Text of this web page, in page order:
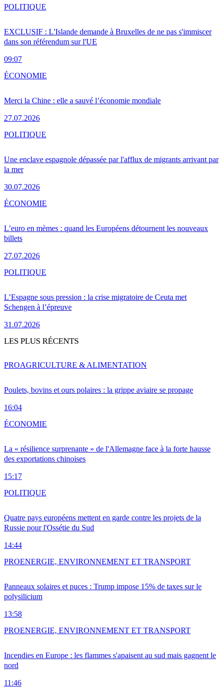
EXCLUSIF : L'Islande demande à Bruxelles de ne pas s'immiscer
dans son référendum sur l'UE
09:07
POLITIQUE
Merci la Chine : elle a sauvé l’économie mondiale
27.07.2026
ÉCONOMIE
Une enclave espagnole dépassée par l'afflux de migrants arrivant par
la mer
30.07.2026
POLITIQUE
L’euro en mèmes : quand les Européens détournent les nouveaux
billets
27.07.2026
ÉCONOMIE
L’Espagne sous pression : la crise migratoire de Ceuta met
Schengen à l’épreuve
31.07.2026
POLITIQUE
LES PLUS RÉCENTS
Poulets, bovins et ours polaires : la grippe aviaire se propage
16:04
PROAGRICULTURE & ALIMENTATION
La « résilience surprenante » de l'Allemagne face à la forte hausse
des exportations chinoises
15:17
ÉCONOMIE
Quatre pays européens mettent en garde contre les projets de la
Russie pour l'Ossétie du Sud
14:44
POLITIQUE
Panneaux solaires et puces : Trump impose 15% de taxes sur le
polysilicium
13:58
PROENERGIE, ENVIRONNEMENT ET TRANSPORT
Incendies en Europe : les flammes s'apaisent au sud mais gagnent le
nord
11:46
PROENERGIE, ENVIRONNEMENT ET TRANSPORT